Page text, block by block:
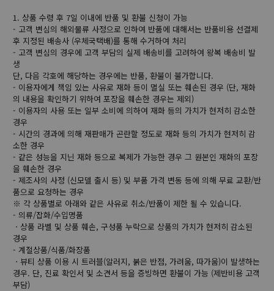
1. 상품 수령 후 7일 이내에 반품 및 환불 신청이 가능
- 고객 변심의 해외물류 사정으로 인하여 반품에 대해서는 반품비용 선결제
후 지정된 배송사 (우체국택배)를 통해 수거하여 처리
- 고객 변심의 경우에 고객 부담의 실제 배송비를 고려하여 왕복 배송비 발
생
단, 다음 각호에 해당하는 경우에는 반품, 환불이 불가합니다.
- 이용자에게 책임 있는 사유로 재화 등이 멸실 또는 훼손된 경우 (단, 재화
의 내용을 확인하기 위하여 포장을 훼손한 경우는 제외)
- 이용자의 사용 또는 일부 소비에 의하여 재화 등의 가치가 현저히 감소한
경우
- 시간의 경과에 의해 재판매가 곤란할 정도로 재화 등의 가치가 현저히 감
소한 경우
- 같은 성능을 지닌 재화 등으로 복제가 가능한 경우 그 원본인 재화의 포장
을 훼손한 경우
- 제조사의 사정 (신모델 출시 등) 및 부품 가격 변동 등에 의해 무료 교환/반
품으로 요청하는 경우
※ 각 상품별로 아래와 같은 사유로 취소/반품이 제한 될 수 있습니다.
- 의류/잡화/수입명품
ㆍ상품 라벨 및 상품 훼손, 구성품 누락으로 상품의 가치가 현저히 감소된
경우
- 계절상품/식품/화장품
ㆍ뷰티 상품 이용 시 트러블(알러지, 붉은 반점, 가려움, 따가움)이 발생하는
경우. 단, 진료 확인서 및 소견서 등을 증빙하면 환불이 가능 (제반비용 고객
부담)